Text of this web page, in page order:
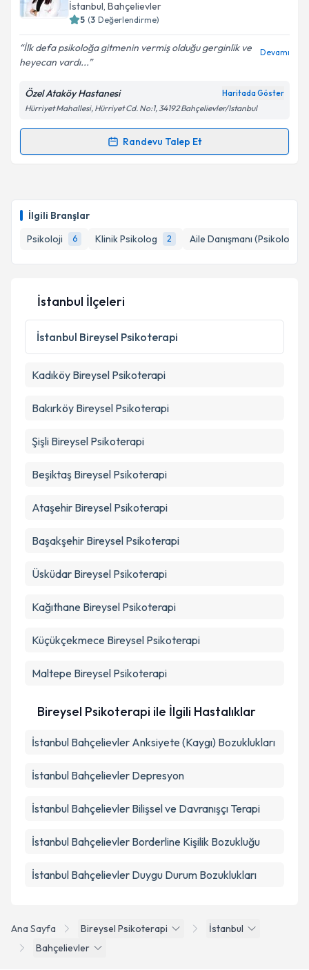
İlgili Branşlar
Psikoloji
6 Klinik Psikolog 2 Aile Danışmanı (Psikolog)
Takvim Talebini Gönder
bilgilendireceğiz.
E-posta Adresiniz
Kişisel verilerimin işlenmesine ilişkinAydınlatma
Metni'ni okudum ve kişisel verilerimin belirtilen
kapsamda işlenmesini kabul ediyorum.
İstanbul, Bahçelievler
5 (3 Değerlendirme)
İlk defa psikoloğa gitmenin vermiş olduğu gerginlik ve
heyecan vardı...
Devamı
Özel Ataköy Hastanesi Haritada Göster
Hürriyet Mahallesi, Hürriyet Cd. No:1, 34192 Bahçelievler/Istanbul
Randevu Talep Et
Randevu Takvimi Talebi
takvim hazırlandığında e-posta ile bilgilendireceğiz.
E-posta Adresiniz
Kişisel verilerimin işlenmesine ilişkinAydınlatma
Metni
'ni okudum ve kişisel verilerimin belirtilen
kapsamda işlenmesini kabul ediyorum.
Ana Sayfa Bireysel Psikoterapi
İstanbul
Bahçelievler
İstanbul İlçeleri
İstanbul Bireysel Psikoterapi
Kadıköy Bireysel Psikoterapi
Bakırköy Bireysel Psikoterapi
Şişli Bireysel Psikoterapi
Beşiktaş Bireysel Psikoterapi
Ataşehir Bireysel Psikoterapi
Başakşehir Bireysel Psikoterapi
Üsküdar Bireysel Psikoterapi
Kağıthane Bireysel Psikoterapi
Küçükçekmece Bireysel Psikoterapi
Maltepe Bireysel Psikoterapi
Bireysel Psikoterapi ile İlgili Hastalıklar
İstanbul Bahçelievler Anksiyete (Kaygı) Bozuklukları
İstanbul Bahçelievler Depresyon
İstanbul Bahçelievler Bilişsel ve Davranışçı Terapi
İstanbul Bahçelievler Borderline Kişilik Bozukluğu
İstanbul Bahçelievler Duygu Durum Bozuklukları